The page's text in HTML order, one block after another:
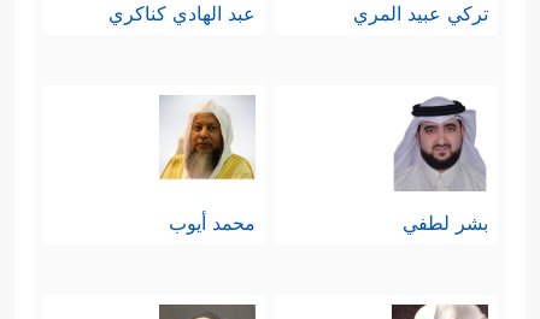
تركي عبيد المري عبد الهادي كناكري
بشر لطفي محمد أيوب